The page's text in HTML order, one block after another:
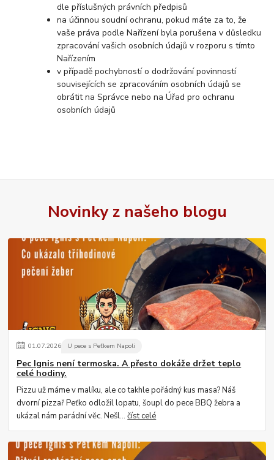
dle příslušných právních předpisů
na účinnou soudní ochranu, pokud máte za to, že
vaše práva podle Nařízení byla porušena v důsledku
zpracování vašich osobních údajů v rozporu s tímto
Nařízením
v případě pochybností o dodržování povinností
souvisejících se zpracováním osobních údajů se
obrátit na Správce nebo na Úřad pro ochranu
osobních údajů
Novinky z našeho blogu
01.07.2026 U pece s Peťkem Napoli
Pec Ignis není termoska. A přesto dokáže držet teplo
celé hodiny.
Pizzu už máme v malíku, ale co takhle pořádný kus masa? Náš
dvorní pizzař Peťko odložil lopatu, šoupl do pece BBQ žebra a
ukázal nám parádní věc. Nešl...číst celé